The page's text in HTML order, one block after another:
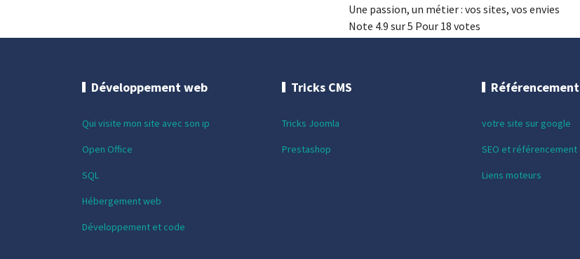
Une passion, un métier : vos sites, vos envies
Note 4.9 sur5 Pour 18 votes
Développement web
Qui visite mon site avec son ip
Open Office
SQL
Hébergement web
Développement et code
Tricks CMS
Tricks Joomla
Prestashop
Référencement
votre site sur google
SEO et référencement
Liens moteurs